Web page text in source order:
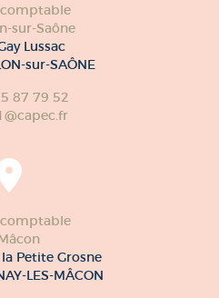
sur-Saône
Lussac
sur-SAÔNE
87 79 52
Petite Grosne
LES-MÂCON